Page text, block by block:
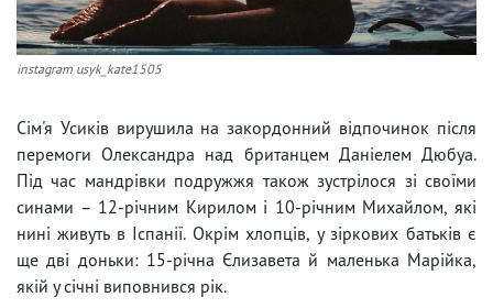
instagram usyk_kate1505
Сім'я Усиків вирушила на закордонний відпочинок після
перемоги Олександра над британцем Даніелем Дюбуа.
Під час мандрівки подружжя також зустрілося зі своїми
синами – 12-річним Кирилом і 10-річним Михайлом, які
нині живуть в Іспанії. Окрім хлопців, у зіркових батьків є
ще дві доньки: 15-річна Єлизавета й маленька Марійка,
якій у січні виповнився рік.